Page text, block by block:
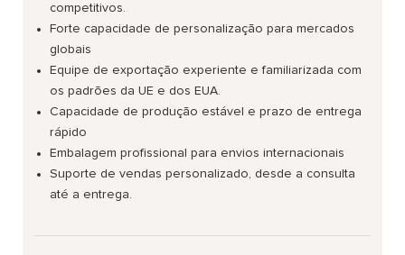
competitivos.
Forte capacidade de personalização para mercados
globais
Equipe de exportação experiente e familiarizada com
os padrões da UE e dos EUA.
Capacidade de produção estável e prazo de entrega
rápido
Embalagem profissional para envios internacionais
Suporte de vendas personalizado, desde a consulta
até a entrega.